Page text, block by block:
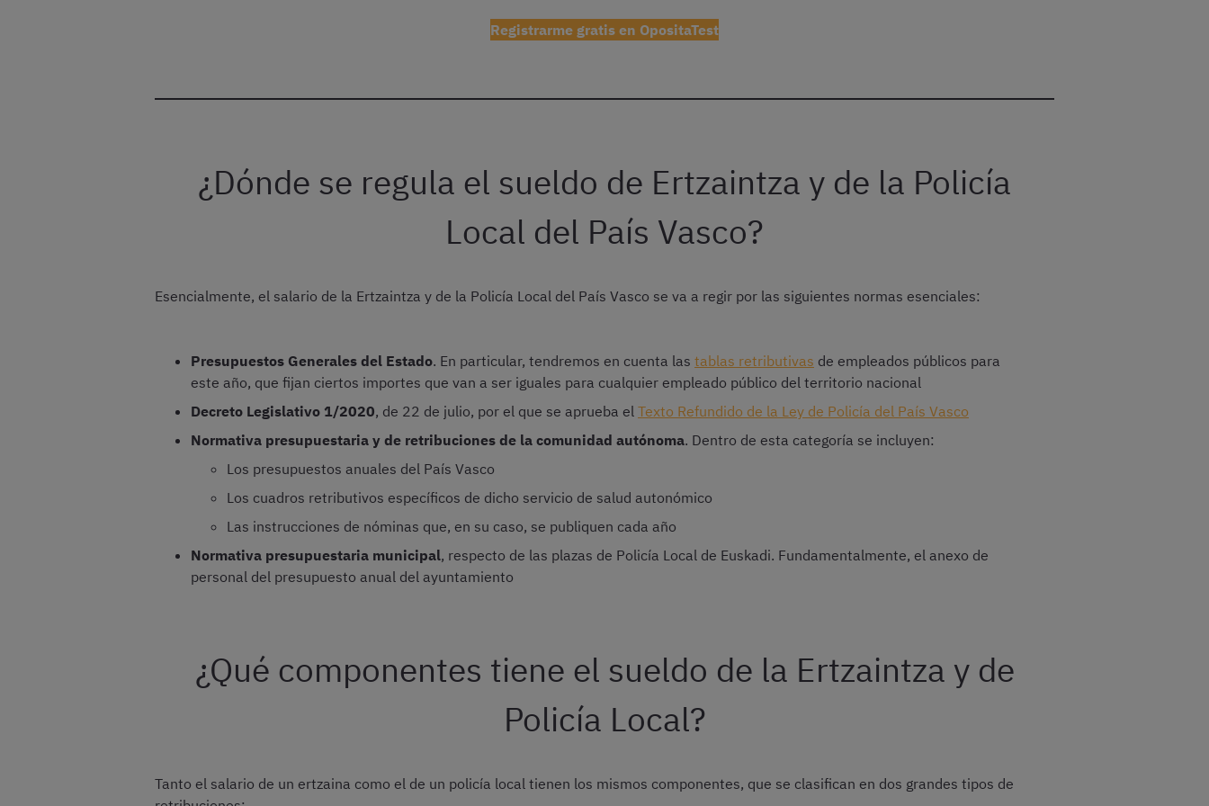
Registrarme gratis en OpositaTest
¿Dónde se regula el sueldo de Ertzaintza y de la Policía
Local del País Vasco?
Esencialmente, el salario de la Ertzaintza y de la Policía Local del País Vasco se va a regir por las siguientes normas esenciales:
Presupuestos Generales del Estado. En particular, tendremos en cuenta las tablas retributivas de empleados públicos para
este año, que fijan ciertos importes que van a ser iguales para cualquier empleado público del territorio nacional
Decreto Legislativo 1/2020, de 22 de julio, por el que se aprueba el Texto Refundido de la Ley de Policía del País Vasco
Normativa presupuestaria y de retribuciones de la comunidad autónoma. Dentro de esta categoría se incluyen:
Los presupuestos anuales del País Vasco
Los cuadros retributivos específicos de dicho servicio de salud autonómico
Las instrucciones de nóminas que, en su caso, se publiquen cada año
Normativa presupuestaria municipal, respecto de las plazas de Policía Local de Euskadi. Fundamentalmente, el anexo de
personal del presupuesto anual del ayuntamiento
¿Qué componentes tiene el sueldo de la Ertzaintza y de
Policía Local?
Tanto el salario de un ertzaina como el de un policía local tienen los mismos componentes, que se clasifican en dos grandes tipos de